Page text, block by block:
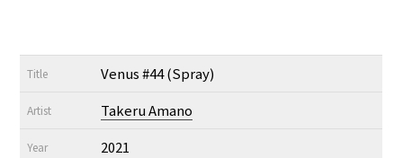
Title Venus #44 (Spray)
Artist Takeru Amano
Year 2021